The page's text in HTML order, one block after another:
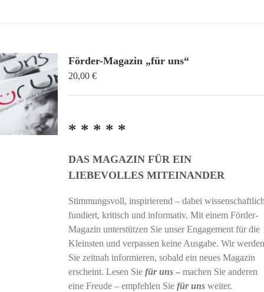
Förder-Magazin „für uns“
20,00€
* * * * *
DAS MAGAZIN FÜR EIN
LIEBEVOLLES MITEINANDER
Stimmungsvoll, inspirierend – dabei
fundiert, kritisch und informativ. Mit einem Förder-
Magazin unterstützen Sie unser Engagement für die
Kleinsten und verpassen keine Ausgabe. Wir
Sie zeitnah informieren, sobald ein neues Magazin
erscheint. Lesen Siefür uns–machen Sie anderen
eine Freude – empfehlen Siefür uns weiter.